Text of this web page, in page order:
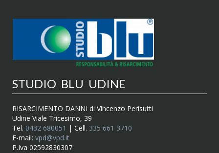
STUDIO BLU UDINE
RISARCIMENTO DANNI di Vincenzo Perisutti
Udine Viale Tricesimo, 39
Tel. 0432 680051 | Cell. 335 661 3710
E-mail: vpd@vpd.it
P.Iva 02592830307